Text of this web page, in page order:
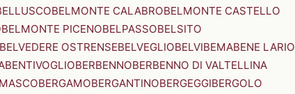
BELMONTE CALABROBELMONTE CASTELLO
BELMONTE PICENOBELPASSOBELSITO
BELVEDERE OSTRENSEBELVEGLIOBELVIBEMABENE LARIO
BENTIVOGLIOBERBENNOBERBENNO DI VALTELLINA
BERGAMOBERGANTINOBERGEGGIBERGOLO